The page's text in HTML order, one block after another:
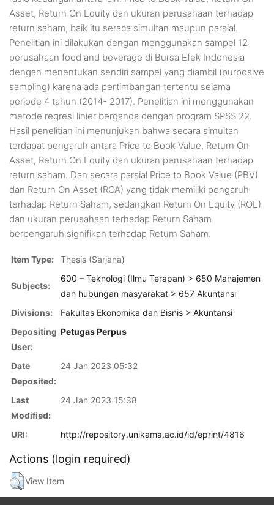
Asset, Return On Equity dan ukuran perusahaan terhadap
return saham, baik itu seraca simultan maupun parsial.
Penelitian ini dilakukan dengan menggunakan sampel 12
perusahaan food and beverage di Bursa Efek Indonesia
dengan menentukan sendiri sampel yang diambil (purposive
sampling) karena ada pertimbangan tertentu selama
periode 4 tahun (2014- 2017). Penelitian ini menggunakan
metode regresi linier berganda dengan program SPSS 22.
Hasil penelitian ini menunjukan bahwa secara simultan
terdapat pengaruh antara Price to Book Value, Return On
Asset, Return On Equity dan ukuran perusahaan terhadap
return saham. Dan secara parsial Price to Book Value (PBV)
dan Return On Asset (ROA) yang tidak memiliki pengaruh
terhadap Return Saham, sedangkan Return On Equity (ROE)
dan ukuran perusahaan terhadap Return Saham
berpengaruh signifikan terhadap Return Saham.
Item Type: Thesis (Sarjana)
Subjects:
600 – Teknologi (Ilmu Terapan) > 650 Manajemen
dan hubungan masyarakat > 657 Akuntansi
Divisions:
Fakultas Ekonomika dan Bisnis > Akuntansi
Depositing
User:
Petugas Perpus
Date
Deposited:
24 Jan 2023 05:32
Last
Modified:
24 Jan 2023 15:38
URI: http://repository.unikama.ac.id/id/eprint/4816
Actions (login required)
View Item